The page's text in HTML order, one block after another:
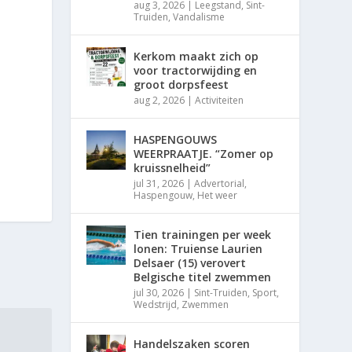
aug 3, 2026 | Leegstand, Sint-
Truiden,Vandalisme
Kerkom maakt zich op
voor tractorwijding en
groot dorpsfeest
aug 2, 2026 |Activiteiten
HASPENGOUWS
WEERPRAATJE. “Zomer op
kruissnelheid”
jul 31, 2026 |Advertorial,
Haspengouw, Het weer
Tien trainingen per week
lonen: Truiense Laurien
Delsaer (15) verovert
Belgische titel zwemmen
jul 30, 2026 | Sint-Truiden, Sport,
Wedstrijd, Zwemmen
Handelszaken scoren